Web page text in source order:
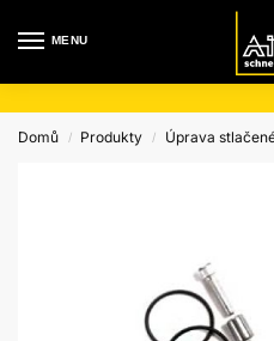
MENU
Domů / Produkty / Úprava